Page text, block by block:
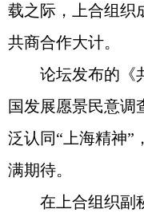
载之际，上合组织
共商合作大计。
论坛发布的
国发展愿景民意调
泛认同“上海精神”
满期待。
在上合组织副